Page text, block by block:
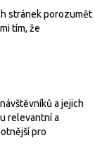
stránek porozumět
tím, že
a jejich
relevantní a
pro